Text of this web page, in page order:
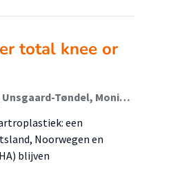
total knee or
Nordlund-Bjørnset, Johanne; Seeber, Gesine; Østerås, Håvard; Unsgaard-Tøndel, Monica; Magne Hals, Odd; Stensdotter, Ann-Katrin; Slager, Geranda; van den Akker-Scheek, Inge; stevens, Martin
een
Noorwegen en
blijven